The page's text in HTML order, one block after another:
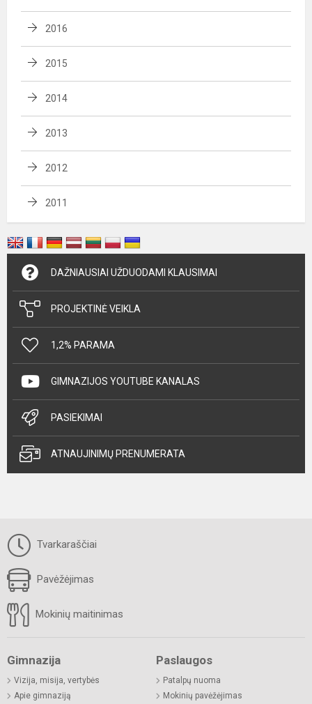
2016
2015
2014
2013
2012
2011
DAŽNIAUSIAI UŽDUODAMI KLAUSIMAI
PROJEKTINĖ VEIKLA
1,2% PARAMA
GIMNAZIJOS YOUTUBE KANALAS
PASIEKIMAI
ATNAUJINIMŲ PRENUMERATA
Tvarkaraščiai
Pavėžėjimas
Mokinių maitinimas
Gimnazija
Vizija, misija, vertybės
Apie gimnaziją
Paslaugos
Patalpų nuoma
Mokinių pavėžėjimas